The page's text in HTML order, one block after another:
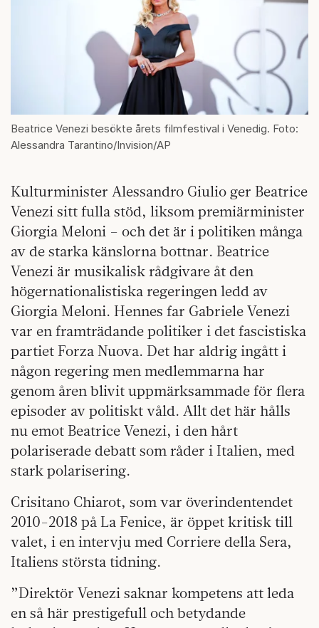
Beatrice Venezi besökte årets filmfestival i Venedig. Foto:
Alessandra Tarantino/Invision/AP
Kulturminister Alessandro Giulio ger Beatrice
Venezi sitt fulla stöd, liksom premiärminister
Giorgia Meloni – och det är i politiken många
av de starka känslorna bottnar. Beatrice
Venezi är musikalisk rådgivare åt den
högernationalistiska regeringen ledd av
Giorgia Meloni. Hennes far Gabriele Venezi
var en framträdande politiker i det fascistiska
partiet Forza Nuova. Det har aldrig ingått i
någon regering men medlemmarna har
genom åren blivit uppmärksammade för flera
episoder av politiskt våld. Allt det här hålls
nu emot Beatrice Venezi, i den hårt
polariserade debatt som råder i Italien, med
stark polarisering.
Crisitano Chiarot, som var överindentendet
2010-2018 på La Fenice, är öppet kritisk till
valet, i en intervju med Corriere della Sera,
Italiens största tidning.
”Direktör Venezi saknar kompetens att leda
en så här prestigefull och betydande